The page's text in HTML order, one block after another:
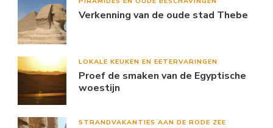
Verkenning van de oude stad Thebe
LOKALE KEUKEN EN EETERVARINGEN
Proef de smaken van de Egyptische
woestijn
STRANDVAKANTIES AAN DE RODE ZEE